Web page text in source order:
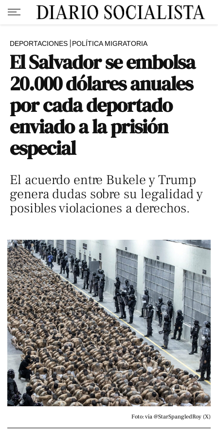
DEPORTACIONES POLÍTICA MIGRATORIA
El Salvador se embolsa
20.000 dólares anuales
por cada deportado
enviado a la prisión
especial
El acuerdo entre Bukele y Trump
genera dudas sobre su legalidad y
posibles violaciones a derechos.
Foto: vía @StarSpangledRoy (X)